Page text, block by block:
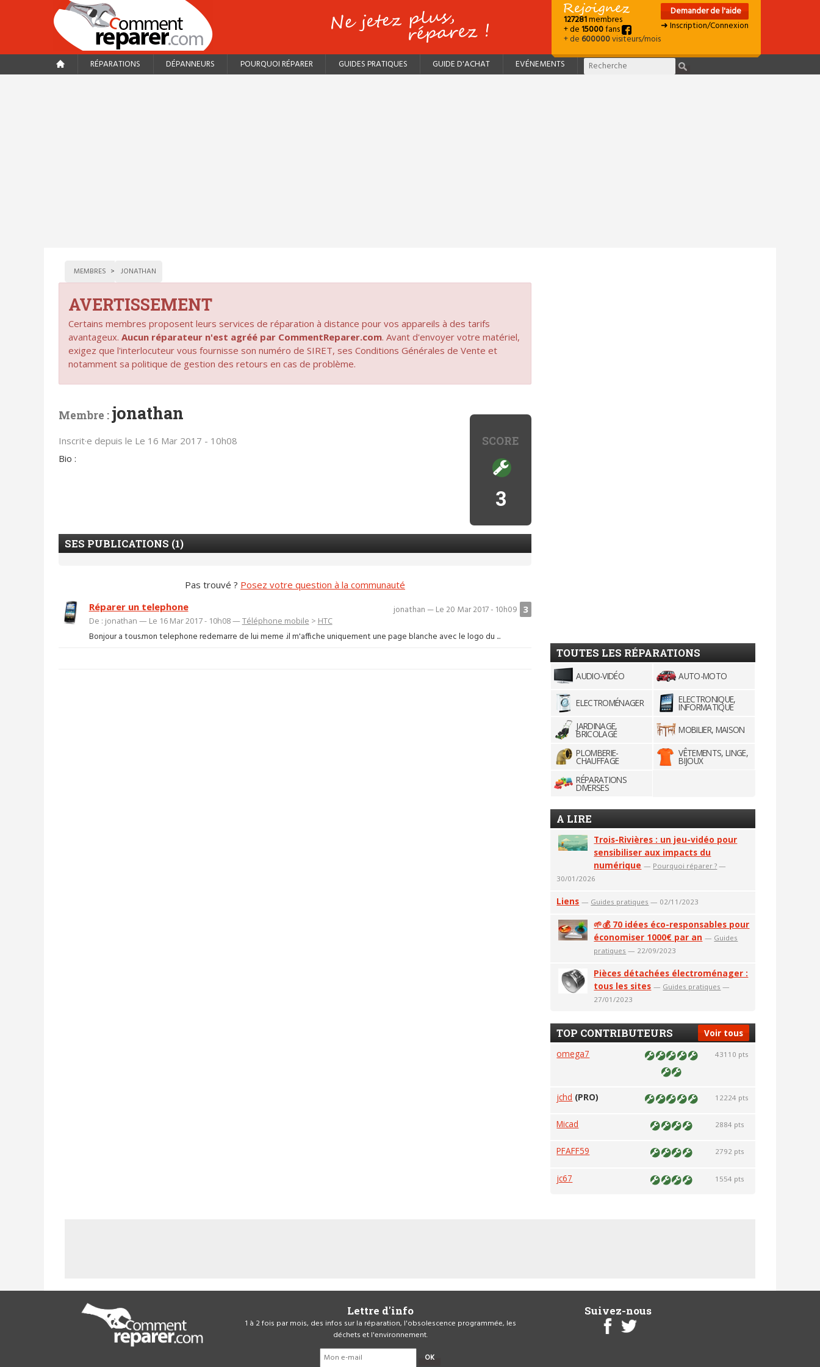
127281membres
+ de15000fans
+ de600000visiteurs/mois
Demander de l'aide
➜ Inscription/Connexion
RÉPARATIONS DÉPANNEURS POURQUOI RÉPARER GUIDES PRATIQUES GUIDE D'ACHAT EVÉNEMENTS
MEMBRES JONATHAN
AVERTISSEMENT
Certains membres proposent leurs services de réparation à distance pour vos appareils à des tarifs
avantageux. Aucun réparateur n'est agréé par CommentReparer.com. Avant d'envoyer votre matériel,
exigez que l'interlocuteur vous fournisse son numéro de SIRET, ses Conditions Générales de Vente et
notamment sa politique de gestion des retours en cas de problème.
SCORE
3
Membre : jonathan
Inscrit·e depuis le Le 16 Mar 2017 - 10h08
Bio :
SES PUBLICATIONS (1)
Pas trouvé ? Posez votre question à la communauté
3
jonathan — Le 20 Mar 2017 - 10h09
Réparer un telephone
De : jonathan — Le 16 Mar 2017 - 10h08 —Téléphone mobile > HTC
Bonjour a tous.mon telephone redemarre de lui meme .il m'affiche uniquement une page blanche avec le logo du ...
TOUTES LES RÉPARATIONS
AUDIO-VIDÉO AUTO-MOTO
ELECTROMÉNAGER ELECTRONIQUE,
INFORMATIQUE
JARDINAGE,
BRICOLAGE
MOBILIER, MAISON
PLOMBERIE-
CHAUFFAGE
VÊTEMENTS, LINGE,
BIJOUX
RÉPARATIONS
DIVERSES
A LIRE
Trois-Rivières : un jeu-vidéo pour
sensibiliser aux impacts du
numérique — Pourquoi réparer ? —
30/01/2026
Liens — Guides pratiques — 02/11/2023
🌱💰 70 idées éco-responsables pour
économiser 1000€ par an — Guides
pratiques — 22/09/2023
Pièces détachées électroménager :
tous les sites — Guides pratiques —
27/01/2023
Voir tous
TOP CONTRIBUTEURS
omega7 43110 pts
jchd (PRO) 12224 pts
Micad 2884 pts
PFAFF59 2792 pts
jc67 1554 pts
Lettre d'info
1 à 2 fois par mois, des infos sur la réparation, l'obsolescence programmée, les
déchets et l'environnement.
OK
Suivez-nous